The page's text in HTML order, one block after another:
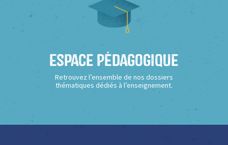
Espace Pédagogique
Retrouvez l’ensemble de nos dossiers
thématiques dédiés à l’enseignement.